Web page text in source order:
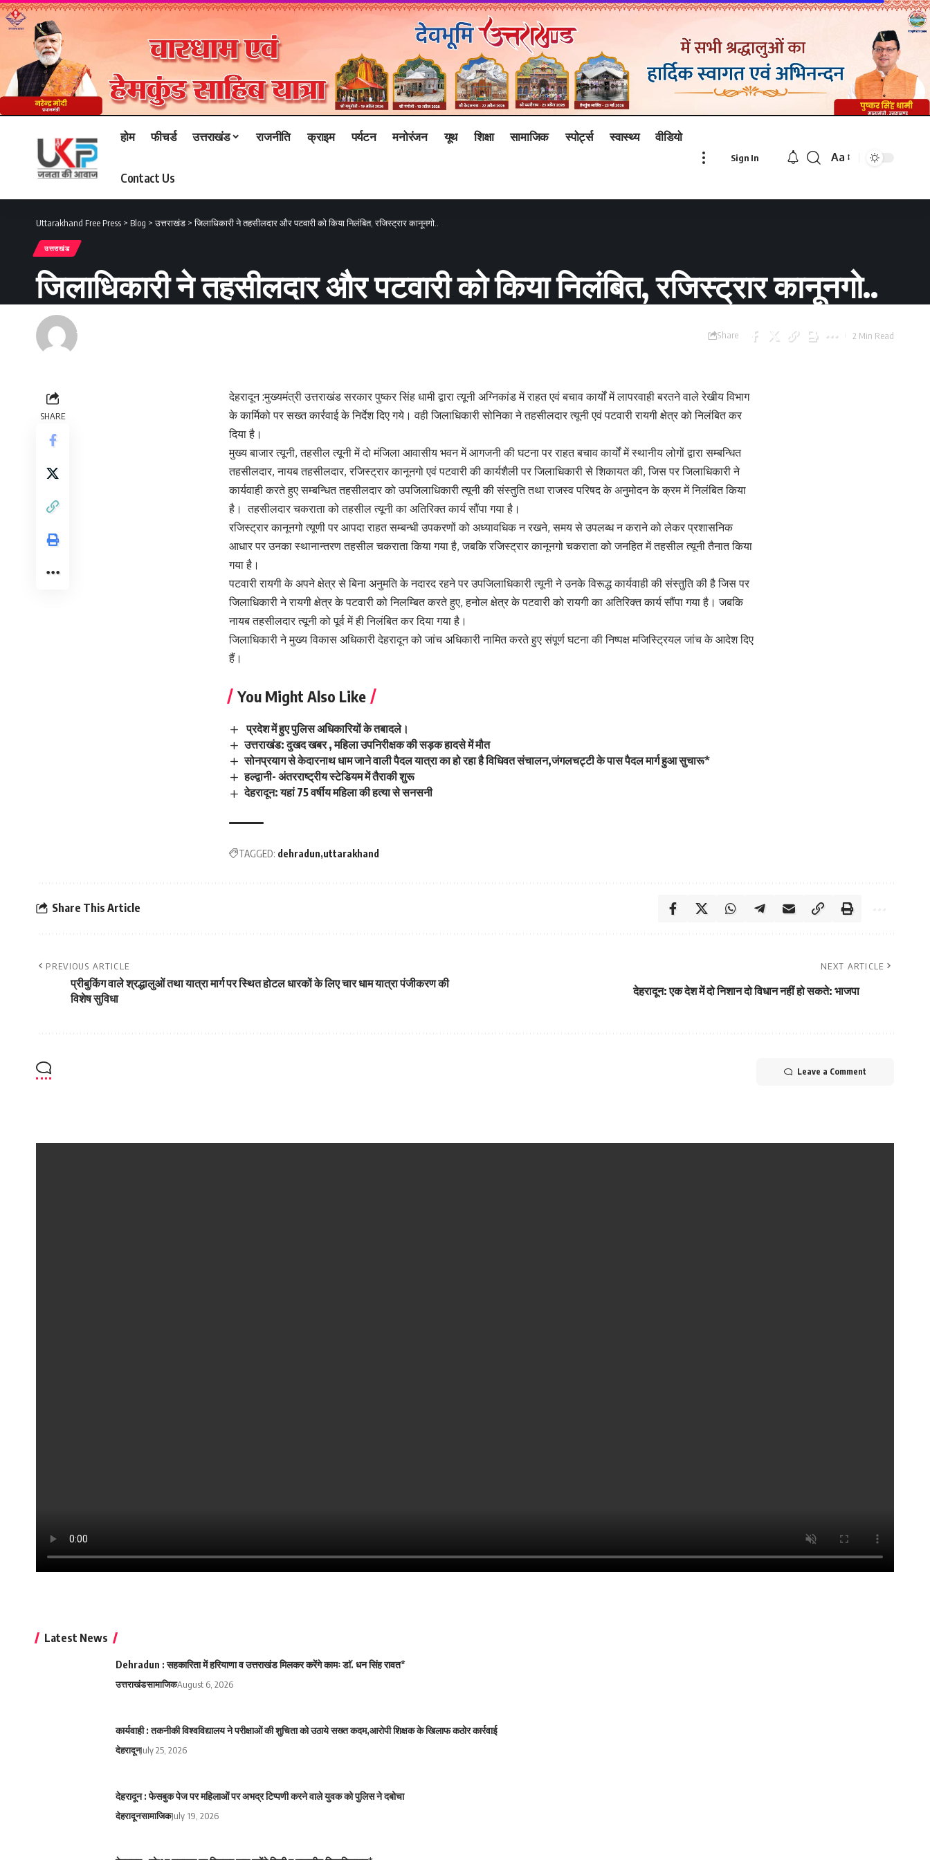
होम फीचर्ड उत्तराखंड राजनीति क्राइम पर्यटन मनोरंजन यूथ शिक्षा सामाजिक स्पोर्ट्स स्वास्थ्य वीडियो
Contact Us
Sign In
Font
Aa
Uttarakhand Free Press > Blog >उत्तराखंड >जिलाधिकारी ने तहसीलदार और पटवारी को किया निलंबित, रजिस्ट्रार कानूनगो..
उत्तराखंड
जिलाधिकारी ने तहसीलदार और पटवारी को किया निलंबित, रजिस्ट्रार कानूनगो..
Last updated: September 24, 2023 8:55 am
Renu Negi
Share 2 Min Read
SHARE
देहरादून :मुख्यमंत्री उत्तराखंड सरकार पुष्कर सिंह धामी द्वारा त्यूनी अग्निकांड में राहत एवं बचाव कार्यों में लापरवाही बरतने वाले रेखीय विभाग
के कार्मिको पर सख्त कार्रवाई के निर्देश दिए गये। वही जिलाधिकारी सोनिका ने तहसीलदार त्यूनी एवं पटवारी रायगी क्षेत्र को निलंबित कर
दिया है।
मुख्य बाजार त्यूनी, तहसील त्यूनी में दो मंजिला आवासीय भवन में आगजनी की घटना पर राहत बचाव कार्यों में स्थानीय लोगों द्वारा सम्बन्धित
तहसीलदार, नायब तहसीलदार, रजिस्ट्रार कानूनगो एवं पटवारी की कार्यशैली पर जिलाधिकारी से शिकायत की, जिस पर जिलाधिकारी ने
कार्यवाही करते हुए सम्बन्धित तहसीलदार को उपजिलाधिकारी त्यूनी की संस्तुति तथा राजस्व परिषद के अनुमोदन के क्रम में निलंबित किया
है। तहसीलदार चकराता को तहसील त्यूनी का अतिरिक्त कार्य सौंपा गया है।
रजिस्ट्रार कानूनगो त्यूणी पर आपदा राहत सम्बन्धी उपकरणों को अध्यावधिक न रखने, समय से उपलब्ध न कराने को लेकर प्रशासनिक
आधार पर उनका स्थानान्तरण तहसील चकराता किया गया है, जबकि रजिस्ट्रार कानूनगो चकराता को जनहित में तहसील त्यूनी तैनात किया
गया है।
पटवारी रायगी के अपने क्षेत्र से बिना अनुमति के नदारद रहने पर उपजिलाधिकारी त्यूनी ने उनके विरूद्ध कार्यवाही की संस्तुति की है जिस पर
जिलाधिकारी ने रायगी क्षेत्र के पटवारी को निलम्बित करते हुए, हनोल क्षेत्र के पटवारी को रायगी का अतिरिक्त कार्य सौंपा गया है। जबकि
नायब तहसीलदार त्यूनी को पूर्व में ही निलंबित कर दिया गया है।
जिलाधिकारी ने मुख्य विकास अधिकारी देहरादून को जांच अधिकारी नामित करते हुए संपूर्ण घटना की निष्पक्ष मजिस्ट्रियल जांच के आदेश दिए
हैं।
You Might Also Like
प्रदेश में हुए पुलिस अधिकारियों के तबादले।
उत्तराखंड: दुखद खबर , महिला उपनिरीक्षक की सड़क हादसे में मौत
सोनप्रयाग से केदारनाथ धाम जाने वाली पैदल यात्रा का हो रहा है विधिवत संचालन,जंगलचट्टी के पास पैदल मार्ग हुआ सुचारू*
हल्द्वानी- अंतरराष्ट्रीय स्टेडियम में तैराकी शुरू
देहरादून: यहां 75 वर्षीय महिला की हत्या से सनसनी
TAGGED: dehradun uttarakhand
Share This Article
PREVIOUS ARTICLE
प्रीबुकिंग वाले श्रद्धालुओं तथा यात्रा मार्ग पर स्थित होटल धारकों के लिए चार धाम यात्रा पंजीकरण की
विशेष सुविधा
NEXT ARTICLE
देहरादून: एक देश में दो निशान दो विधान नहीं हो सकते: भाजपा
Leave a Comment
Latest News
Dehradun : सहकारिता में हरियाणा व उत्तराखंड मिलकर करेंगे कामः डाॅ. धन सिंह रावत*
उत्तराखंडसामाजिकAugust 6, 2026
कार्यवाही : तकनीकी विश्वविद्यालय ने परीक्षाओं की शुचिता को उठाये सख्त कदम,आरोपी शिक्षक के खिलाफ कठोर कार्रवाई
देहरादूनJuly 25, 2026
देहरादून : फेसबुक पेज पर महिलाओं पर अभद्र टिप्पणी करने वाले युवक को पुलिस ने दबोचा
देहरादूनसामाजिकJuly 19, 2026